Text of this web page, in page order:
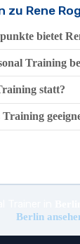
zu Rene
bietet
Training
statt?
Berlin